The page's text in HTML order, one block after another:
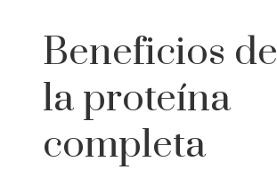
Beneficios de
la proteína
completa